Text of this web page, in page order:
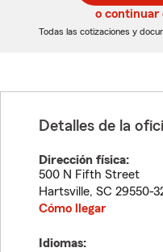
5
dígitos
5
dígitos
o continuar
Todas las cotizaciones y
Detalles de la
Dirección física:
500 N Fifth Street
Hartsville, SC 29550-
Cómo llegar
Idiomas: